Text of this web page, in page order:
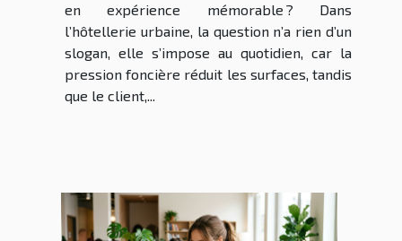
en expérience mémorable ? Dans
l’hôtellerie urbaine, la question n’a rien d’un
slogan, elle s’impose au quotidien, car la
pression foncière réduit les surfaces, tandis
que le client,...